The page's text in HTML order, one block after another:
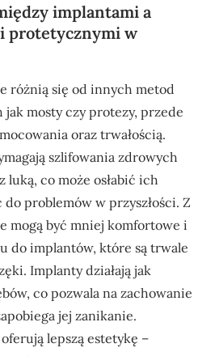
implantami a
protetycznymi w
różnią się od innych metod
mosty czy protezy, przede
oraz trwałością.
szlifowania zdrowych
luką, co może osłabić ich
problemów w przyszłości. Z
mogą być mniej komfortowe i
do implantów, które są trwale
Implanty działają jak
co pozwala na zachowanie
jej zanikanie.
lepszą estetykę –